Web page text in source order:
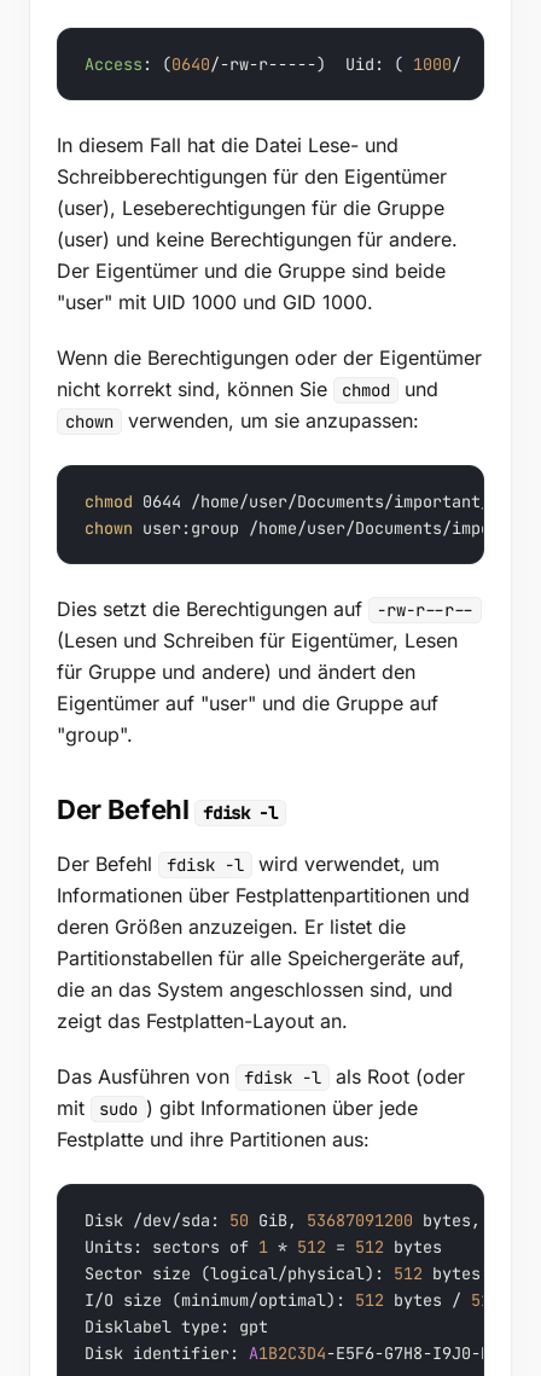
Access : (0640/-rw-r-----)  Uid: ( 1000/
In diesem Fall hat die Datei Lese- und
Schreibberechtigungen für den Eigentümer
(user), Leseberechtigungen für die Gruppe
(user) und keine Berechtigungen für andere.
Der Eigentümer und die Gruppe sind beide
"user" mit UID 1000 und GID 1000.
Wenn die Berechtigungen oder der Eigentümer
nicht korrekt sind, können Sie
chmod und
chown verwenden, um sie anzupassen:
chmod
chown user:group /home/user/Documents/
Dies setzt die Berechtigungen auf -rw-r--r--
(Lesen und Schreiben für Eigentümer, Lesen
für Gruppe und andere) und ändert den
Eigentümer auf "user" und die Gruppe auf
"group".
Der Befehl fdisk -l
Der Befehl fdisk -l
wird verwendet, um
Informationen über Festplattenpartitionen und
deren Größen anzuzeigen. Er listet die
Partitionstabellen für alle Speichergeräte auf,
die an das System angeschlossen sind, und
zeigt das Festplatten-Layout an.
Das Ausführen von fdisk -l
als Root (oder
mit
sudo ) gibt Informationen über jede
Festplatte und ihre Partitionen aus:
Disk /dev/sda: 50 GiB, 53687091200 bytes,
Units: sectors of 1 * 512 = 512 bytes
Sector size (logical/physical): 512 bytes /
I/O size (minimum/optimal): 512 bytes / 512
Disklabel type: gpt
Disk identifier: A1B2C3D4-E5F6-G7H8-I9J0-K1L2M